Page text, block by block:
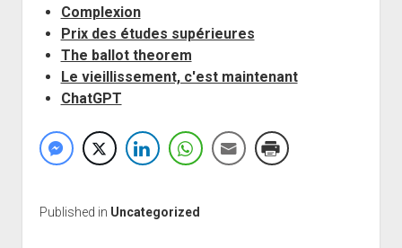
Complexion
Prix des études supérieures
The ballot theorem
Le vieillissement, c'est maintenant
ChatGPT
Published in Uncategorized